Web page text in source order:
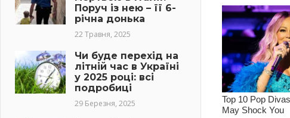
Поруч із нею – її 6-
річна донька
22 Травня, 2025
Чи буде перехід на
літній час в Україні
у 2025 році: всі
подробиці
29 Березня, 2025